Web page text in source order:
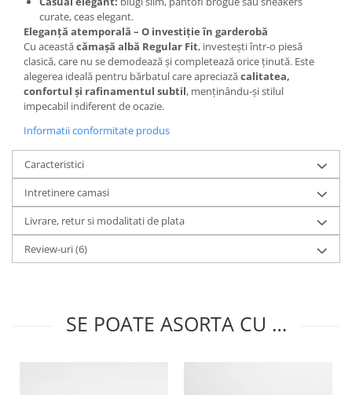
curate, ceas elegant.
Eleganță atemporală – O investiție în garderobă
Cu aceastăcămașă albă Regular Fit, investești într-o piesă
clasică, care nu se demodează și completează orice ținută. Este
alegerea ideală pentru bărbatul care apreciazăcalitatea,
confortul și rafinamentul subtil, menținându-și stilul
impecabil indiferent de ocazie.
Informatii conformitate produs
Caracteristici
Intretinere camasi
Livrare, retur si modalitati de plata
Review-uri(6)
SE POATE ASORTA CU …